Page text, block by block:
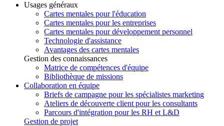
Usages généraux
Cartes mentales pour l'éducation
Cartes mentales pour les entreprises
Cartes mentales pour développement personnel
Technologie d'assistance
Avantages des cartes mentales
Gestion des connaissances
Matrice de compétences d'équipe
Bibliothèque de missions
Collaboration en équipe
Briefs de campagne pour les spécialistes marketing
Ateliers de découverte client pour les consultants
Parcours d'intégration pour les RH et L&D
Gestion de projet